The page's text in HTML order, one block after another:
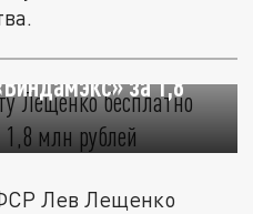
Лещенко
за 1,8
Лев Лещенко